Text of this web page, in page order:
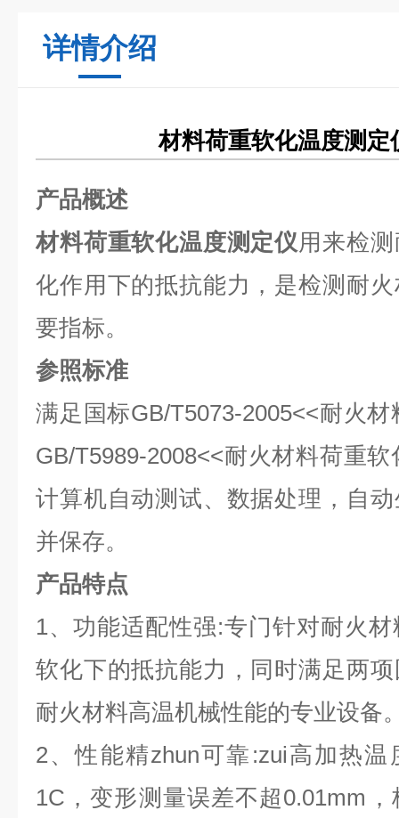
详情介绍
材料荷重软化温度测定
产品概述
材料荷重软化温度测定仪用来检
化作用下的抵抗能力，是检测耐
要指标。
参照标准
满足国标GB/T5073-2005<<耐火
GB/T5989-2008<<耐火材料荷重
计算机自动测试、数据处理，自
并保存。
产品特点
1、功能适配性强:专门针对耐火
软化下的抵抗能力，同时满足两
耐火材料高温机械性能的专业设备
2、性能精zhun可靠:zui高加热温
1C，变形测量误差不超0.01mm